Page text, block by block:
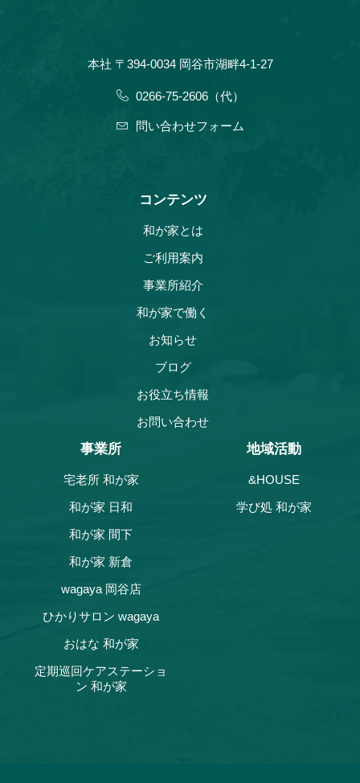
本社 〒394-0034 岡谷市湖畔4-1-27
0266-75-2606（代）
問い合わせフォーム
コンテンツ
和が家とは
ご利用案内
事業所紹介
和が家で働く
お知らせ
ブログ
お役立ち情報
お問い合わせ
事業所
宅老所 和が家
和が家 日和
和が家 間下
和が家 新倉
wagaya 岡谷店
ひかりサロン wagaya
おはな 和が家
定期巡回ケアステーショ
ン 和が家
地域活動
&HOUSE
学び処 和が家